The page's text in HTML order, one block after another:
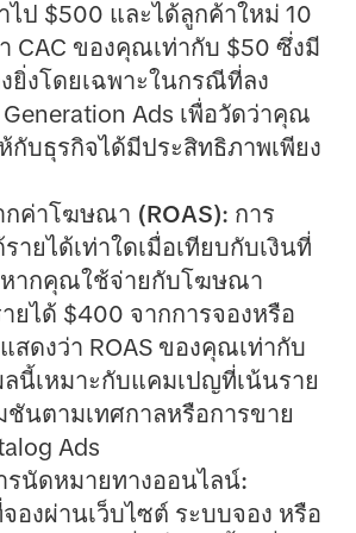
ป $500 และได้ลูกค้าใหม่ 10
CAC ของคุณเท่ากับ $50 ซึ่งมี
ยิ่งโดยเฉพาะในกรณีที่ลง
Ads เพื่อวัดว่าคุณ
กับธุรกิจได้มีประสิทธิภาพเพียง
ค่าโฆษณา (ROAS): การ
ายได้เท่าใดเมื่อเทียบกับเงินที่
ากคุณใช้จ่ายกับโฆษณา
ยได้ $400 จากการจองหรือ
ดงว่า ROAS ของคุณเท่ากับ
ลนี้เหมาะกับแคมเปญที่เน้นราย
ชันตามเทศกาลหรือการขาย
Ads
รนัดหมายทางออนไลน์:
องผ่านเว็บไซต์ ระบบจอง หรือ